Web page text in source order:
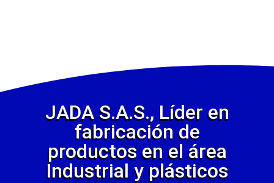
JADA S.A.S., Líder en
fabricación de
productos en el área
Industrial y plásticos